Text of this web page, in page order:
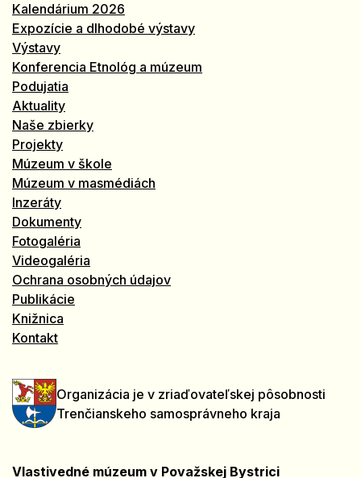
Kalendárium 2026
Expozície a dlhodobé výstavy
Výstavy
Konferencia Etnológ a múzeum
Podujatia
Aktuality
Naše zbierky
Projekty
Múzeum v škole
Múzeum v masmédiách
Inzeráty
Dokumenty
Fotogaléria
Videogaléria
Ochrana osobných údajov
Publikácie
Knižnica
Kontakt
Organizácia je v zriaďovateľskej pôsobnosti
Trenčianskeho samosprávneho kraja
Vlastivedné múzeum v Považskej Bystrici